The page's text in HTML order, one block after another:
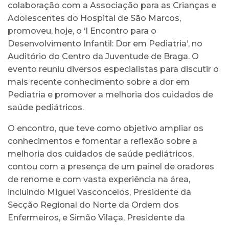
colaboração com a Associação para as Crianças e
Adolescentes do Hospital de São Marcos,
promoveu, hoje, o ‘I Encontro para o
Desenvolvimento Infantil: Dor em Pediatria’, no
Auditório do Centro da Juventude de Braga. O
evento reuniu diversos especialistas para discutir o
mais recente conhecimento sobre a dor em
Pediatria e promover a melhoria dos cuidados de
saúde pediátricos.
O encontro, que teve como objetivo ampliar os
conhecimentos e fomentar a reflexão sobre a
melhoria dos cuidados de saúde pediátricos,
contou com a presença de um painel de oradores
de renome e com vasta experiência na área,
incluindo Miguel Vasconcelos, Presidente da
Secção Regional do Norte da Ordem dos
Enfermeiros, e Simão Vilaça, Presidente da